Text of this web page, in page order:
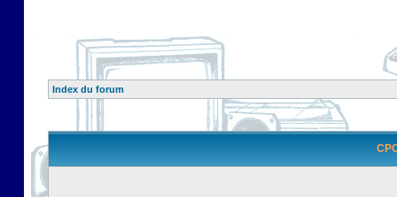
Index du forum